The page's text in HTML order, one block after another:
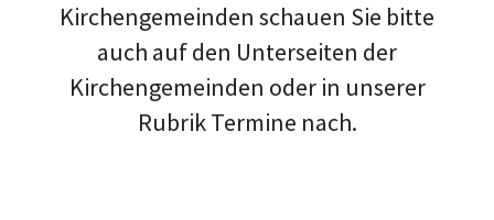
Kirchengemeinden schauen Sie bitte
auch auf den Unterseiten der
Kirchengemeinden oder in unserer
Rubrik Termine nach.